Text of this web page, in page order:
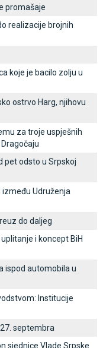
promašaje
realizacije brojnih
koje je bacilo zolju u
ostrvo Harg, njihovu
za troje uspješnih
pet odsto u Srpskoj
Udruženja
do daljeg
i koncept BiH
ispod automobila u
Institucije
septembra
sjednice Vlade Srpske